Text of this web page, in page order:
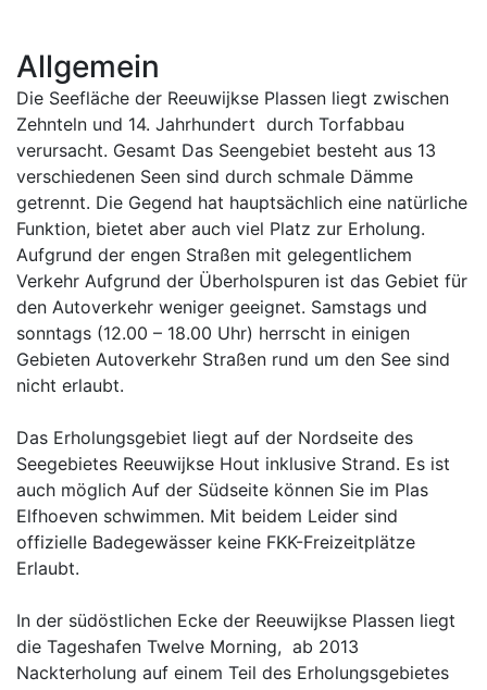
Allgemein
Die Seefläche der Reeuwijkse Plassen liegt zwischen
Zehnteln und 14. Jahrhundert durch Torfabbau
verursacht. Gesamt Das Seengebiet besteht aus 13
verschiedenen Seen sind durch schmale Dämme
getrennt. Die Gegend hat hauptsächlich eine natürliche
Funktion, bietet aber auch viel Platz zur Erholung.
Aufgrund der engen Straßen mit gelegentlichem
Verkehr Aufgrund der Überholspuren ist das Gebiet für
den Autoverkehr weniger geeignet. Samstags und
sonntags (12.00 – 18.00 Uhr) herrscht in einigen
Gebieten Autoverkehr Straßen rund um den See sind
nicht erlaubt.
Das Erholungsgebiet liegt auf der Nordseite des
Seegebietes Reeuwijkse Hout inklusive Strand. Es ist
auch möglich Auf der Südseite können Sie im Plas
Elfhoeven schwimmen. Mit beidem Leider sind
offizielle Badegewässer keine FKK-Freizeitplätze
Erlaubt.
In der südöstlichen Ecke der Reeuwijkse Plassen liegt
die Tageshafen Twelve Morning, ab 2013
Nackterholung auf einem Teil des Erholungsgebietes